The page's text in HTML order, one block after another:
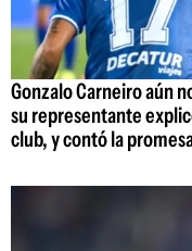
Gonzalo Carneiro aún
su representante
club, y contó la